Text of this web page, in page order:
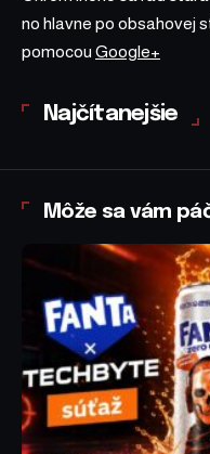
no hlavne po obsahovej
pomocou Google+
Najčítanejšie
Môže sa vám